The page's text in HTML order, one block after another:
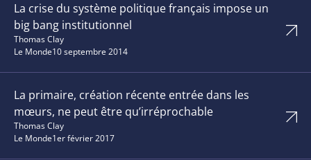
La crise du système politique français impose un
big bang institutionnel
Thomas Clay
Le Monde10 septembre 2014
La primaire, création récente entrée dans les
mœurs, ne peut être qu’irréprochable
Thomas Clay
Le Monde1er février 2017